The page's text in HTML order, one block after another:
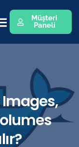
Müşteri
Paneli